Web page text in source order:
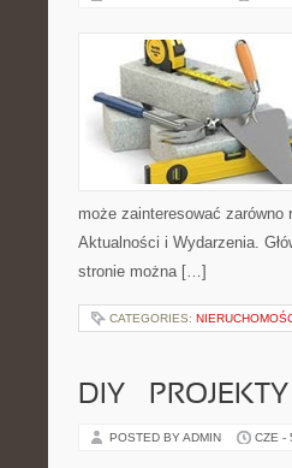
może zainteresować
Aktualności i Wydarzenia.
stronie można […]
CATEGORIES:
DIY –
POSTED BY ADMIN CZE -